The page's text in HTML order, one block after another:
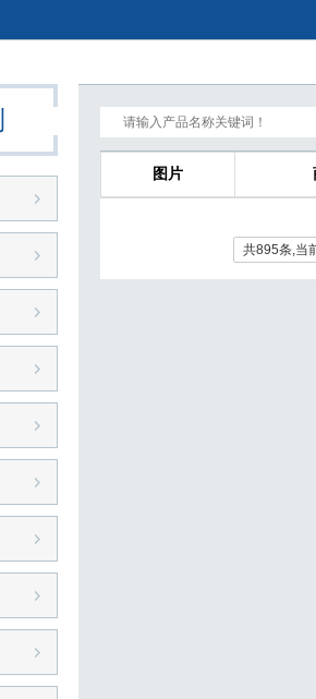
图片
共895条,当